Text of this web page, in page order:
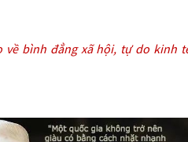
về bình đẳng xã hội, tự do kinh